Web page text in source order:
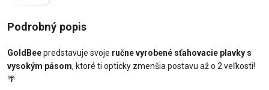
Podrobný popis
GoldBeepredstavuje svoje ručne vyrobené sťahovacie plavky s
vysokým pásom, ktoré ti opticky zmenšia postavu až o 2 veľkosti!
🌴